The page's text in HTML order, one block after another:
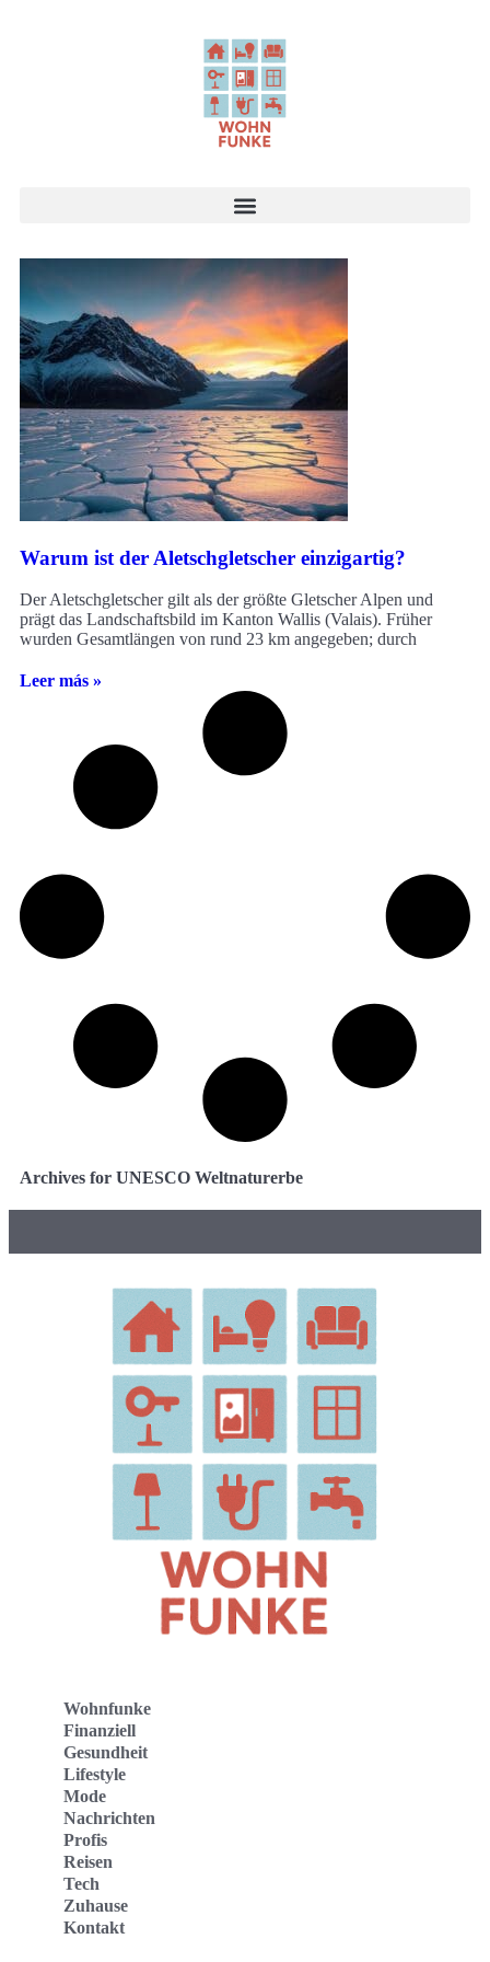
Warum ist der Aletschgletscher einzigartig?
Der Aletschgletscher gilt als der größte Gletscher Alpen und
prägt das Landschaftsbild im Kanton Wallis (Valais). Früher
wurden Gesamtlängen von rund 23 km angegeben; durch
Leer más »
Archives for UNESCO Weltnaturerbe
Wohnfunke
Finanziell
Gesundheit
Lifestyle
Mode
Nachrichten
Profis
Reisen
Tech
Zuhause
Kontakt